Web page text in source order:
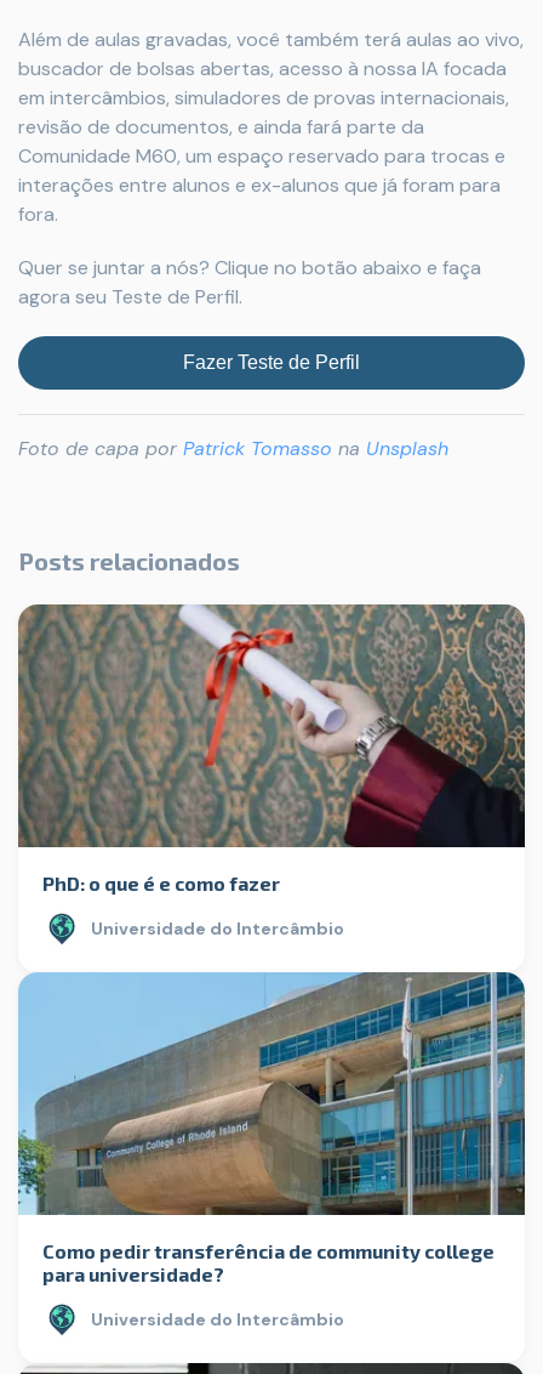
Além de aulas gravadas, você também terá aulas ao vivo,
buscador de bolsas abertas, acesso à nossa IA focada
em intercâmbios, simuladores de provas internacionais,
revisão de documentos, e ainda fará parte da
Comunidade M60, um espaço reservado para trocas e
interações entre alunos e ex-alunos que já foram para
fora.
Quer se juntar a nós? Clique no botão abaixo e faça
agora seu Teste de Perfil.
Fazer Teste de Perfil
Foto de capa por Patrick Tomasso na Unsplash
Posts relacionados
PhD: o que é e como fazer
Universidade do Intercâmbio
Como pedir transferência de community college
para universidade?
Universidade do Intercâmbio